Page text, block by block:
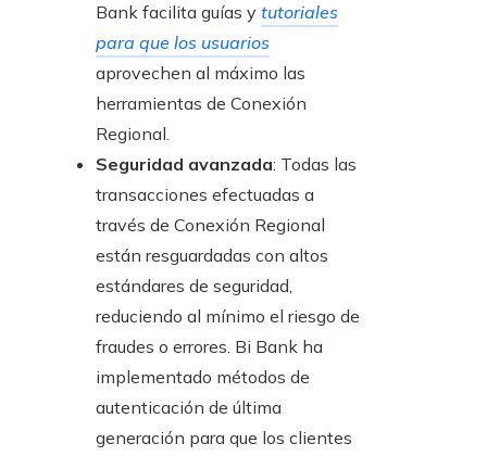
Bank facilita guías y tutoriales
para que los usuarios
aprovechen al máximo las
herramientas de Conexión
Regional.
Seguridad avanzada: Todas las
transacciones efectuadas a
través de Conexión Regional
están resguardadas con altos
estándares de seguridad,
reduciendo al mínimo el riesgo de
fraudes o errores. Bi Bank ha
implementado métodos de
autenticación de última
generación para que los clientes